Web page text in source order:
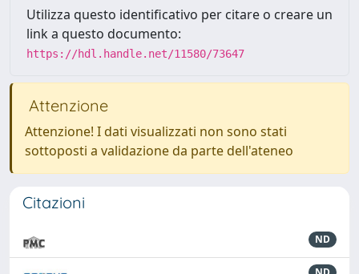
Utilizza questo identificativo per citare o creare un
link a questo documento:
https://hdl.handle.net/11580/73647
Attenzione
Attenzione! I dati visualizzati non sono stati
sottoposti a validazione da parte dell'ateneo
Citazioni
ND